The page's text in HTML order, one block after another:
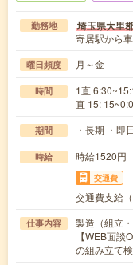
勤務地 埼玉県大里
寄居駅から
曜日頻度 月～金
時間
1直
直 15:
期間 ・長期 ・即
時給 時給1520円
交通費
交通費支給
仕事内容
製造（組立・
【WEB面談
の組み立て